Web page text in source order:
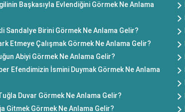
Başkasıyla Evlendiğini Görmek Ne Anlama
Sandalye Birini Görmek Ne Anlama Gelir?
Etmeye Çalışmak Görmek Ne Anlama Gelir?
Abiyi Görmek Ne Anlama Gelir?
Efendimizin İsmini Duymak Görmek Ne Anlama
Duvar Görmek Ne Anlama Gelir?
Gitmek Görmek Ne Anlama Gelir?